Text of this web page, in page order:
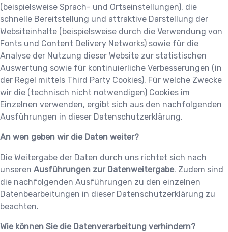
(beispielsweise Sprach- und Ortseinstellungen), die
schnelle Bereitstellung und attraktive Darstellung der
Websiteinhalte (beispielsweise durch die Verwendung von
Fonts und Content Delivery Networks) sowie für die
Analyse der Nutzung dieser Website zur statistischen
Auswertung sowie für kontinuierliche Verbesserungen (in
der Regel mittels Third Party Cookies). Für welche Zwecke
wir die (technisch nicht notwendigen) Cookies im
Einzelnen verwenden, ergibt sich aus den nachfolgenden
Ausführungen in dieser Datenschutzerklärung.
An wen geben wir die Daten weiter?
Die Weitergabe der Daten durch uns richtet sich nach
unseren Ausführungen zur Datenweitergabe. Zudem sind
die nachfolgenden Ausführungen zu den einzelnen
Datenbearbeitungen in dieser Datenschutzerklärung zu
beachten.
Wie können Sie die Datenverarbeitung verhindern?